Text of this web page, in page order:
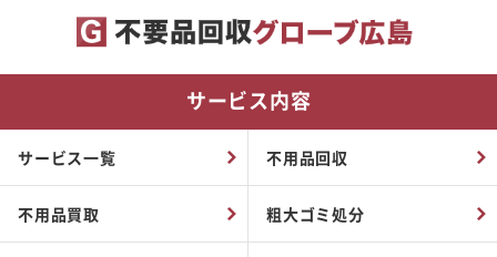
サービス内容
サービス一覧 不用品回収
不用品買取 粗大ゴミ処分